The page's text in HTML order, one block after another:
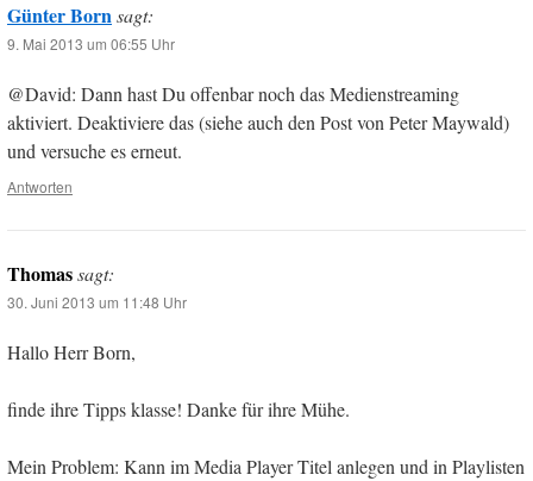
Günter Bornsagt:
9. Mai 2013 um 06:55 Uhr
@David: Dann hast Du offenbar noch das Medienstreaming
aktiviert. Deaktiviere das (siehe auch den Post von Peter Maywald)
und versuche es erneut.
Antworten
Thomassagt:
30. Juni 2013 um 11:48 Uhr
Hallo Herr Born,
finde ihre Tipps klasse! Danke für ihre Mühe.
Mein Problem: Kann im Media Player Titel anlegen und in Playlisten